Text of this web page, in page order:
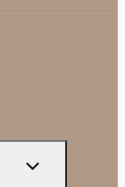
TOGGLE